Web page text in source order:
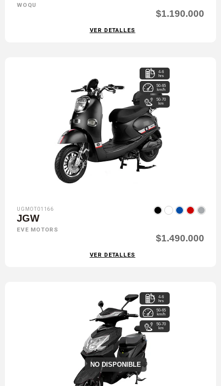
WOQU
$1.190.000
VER DETALLES
4-6
hrs
50-65
km/h
50-70
km
UGMOT01166
JGW
EVE MOTORS
$1.490.000
VER DETALLES
NO DISPONIBLE
4-6
hrs
50-65
km/h
50-70
km